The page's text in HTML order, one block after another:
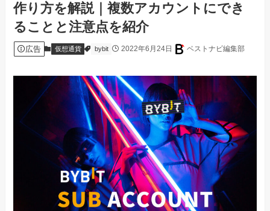
作り方を解説｜複数アカウントにでき
ることと注意点を紹介
広告 仮想通貨 bybit 2022年6月24日 ベストナビ編集部